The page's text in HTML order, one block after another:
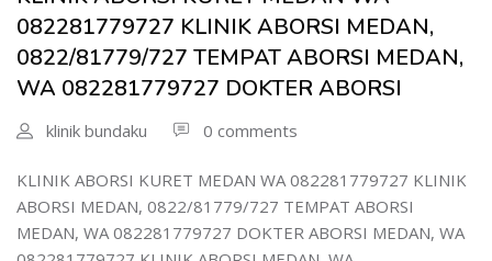
082281779727 KLINIK ABORSI MEDAN,
0822/81779/727 TEMPAT ABORSI MEDAN,
WA 082281779727 DOKTER ABORSI
klinik bundaku 0 comments
KLINIK ABORSI KURET MEDAN WA 082281779727 KLINIK
ABORSI MEDAN, 0822/81779/727 TEMPAT ABORSI
MEDAN, WA 082281779727 DOKTER ABORSI MEDAN, WA
| WA 082281779727 DOKTER KURET DI MEDAN
WA 082281779727 DOKTER ABORSI DI MEDAN
| WA 08228*1779*727 TEMPAT KURET DI MEDAN
| WA )082281779727) JASA ABORSI DI MEDAN
| WA 0822#8177#9727 TEMPAT ABORSI MEDAN
| ABORSI AMAN DI MEDAN
| WA 082281779727 TEMPAT KURET MEDAN
0822817797
| WA 082281779727BIDAN PRAKTEK MEDAN
JUAL OBAT ABORSI DI MEDAN
| TEMPAT ABORSI DI MEDAN
| HTTPS://WA.ME/6282281779727 WA 082-281-779-727 K